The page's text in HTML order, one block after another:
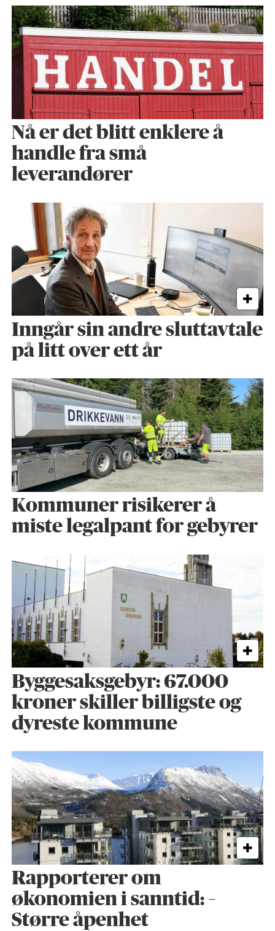
Nå er det blitt enklere å
handle fra små
leverandører
Inngår sin andre sluttavtale
på litt over ett år
Kommuner risikerer å
miste legalpant for gebyrer
Byggesaks­gebyr: 67.000
kroner skiller billigste og
dyreste kommune
Rapporterer om
økonomien i sanntid: –
Større åpenhet